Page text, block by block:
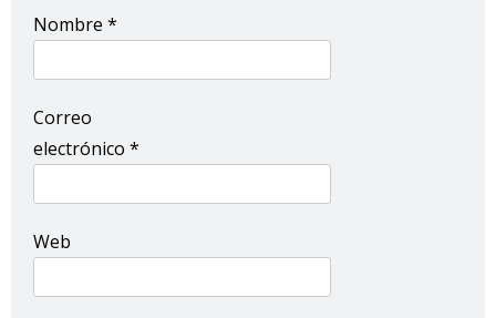
Nombre *
Correo
electrónico *
Web